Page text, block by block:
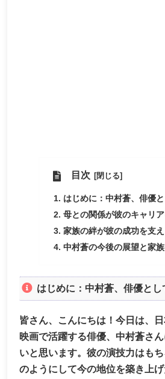
目次
はじめに：中村蒼、俳優
母との関係が彼のキャリ
家族の絆が彼の成功を支
中村蒼の今後の展望と家
はじめに：中村蒼、俳優とし
皆さん、こんにちは！今日は、
映画で活躍する俳優、中村蒼さ
いと思います。彼の演技力はも
のようにして今の地位を築き上